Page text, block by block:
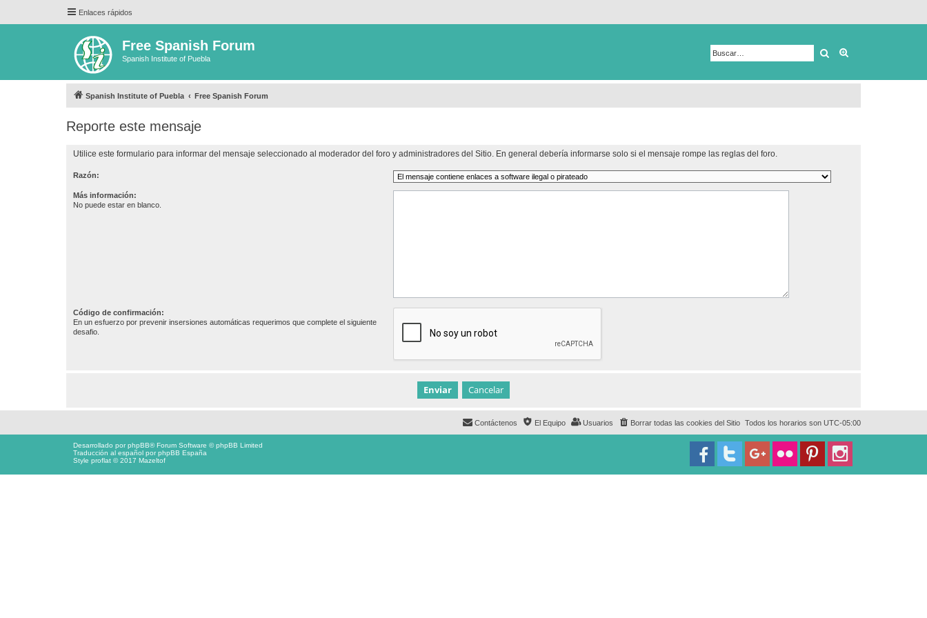
Enlaces rápidos
Free Spanish Forum
Spanish Institute of Puebla Buscar
Spanish Institute of Puebla Free Spanish Forum
Reporte este mensaje
Utilice este formulario para informar del mensaje seleccionado al moderador del foro y administradores del Sitio. En general debería informarse solo si el mensaje rompe las reglas del foro.
Razón:
Más información:
No puede estar en blanco.
Código de confirmación:
En un esfuerzo por prevenir insersiones automáticas requerimos que complete el siguiente
desafio.
Todos los horarios son UTC-05:00
Borrar todas las cookies del Sitio
Usuarios
El Equipo
Contáctenos
Desarrollado porphpBB® Forum Software © phpBB Limited
Traducción al español porphpBB España
Style proflat © 2017 Mazeltof